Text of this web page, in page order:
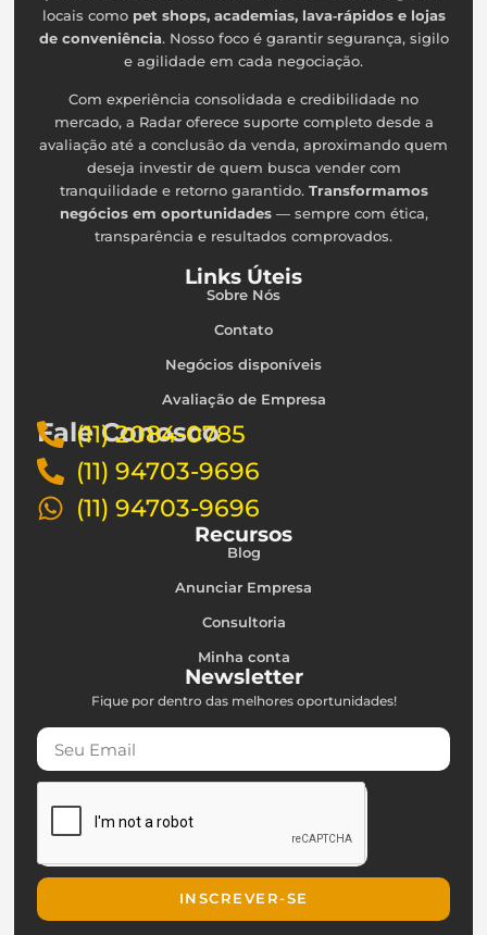
locais como pet shops, academias, lava‑rápidos e lojas
de conveniência. Nosso foco é garantir segurança, sigilo
e agilidade em cada negociação.
Com experiência consolidada e credibilidade no
mercado, a Radar oferece suporte completo desde a
avaliação até a conclusão da venda, aproximando quem
deseja investir de quem busca vender com
tranquilidade e retorno garantido. Transformamos
negócios em oportunidades— sempre com ética,
transparência e resultados comprovados.
Links Úteis
Sobre Nós
Contato
Negócios disponíveis
Avaliação de Empresa
Fale Conosco
(11) 2084-0785
(11) 94703-9696
(11) 94703-9696
Recursos
Blog
Anunciar Empresa
Consultoria
Minha conta
Newsletter
Fique por dentro das melhores oportunidades!
INSCREVER-SE